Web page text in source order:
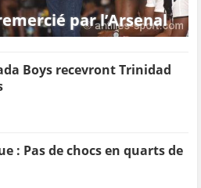
par l’Arsenal
Boys recevront Trinidad
: Pas de chocs en quarts de